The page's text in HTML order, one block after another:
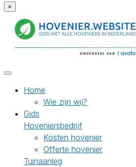
×
Home
Wie zijn wij?
Gids
Hoveniersbedrijf
Kosten hovenier
Offerte hovenier
Tuinaanleg